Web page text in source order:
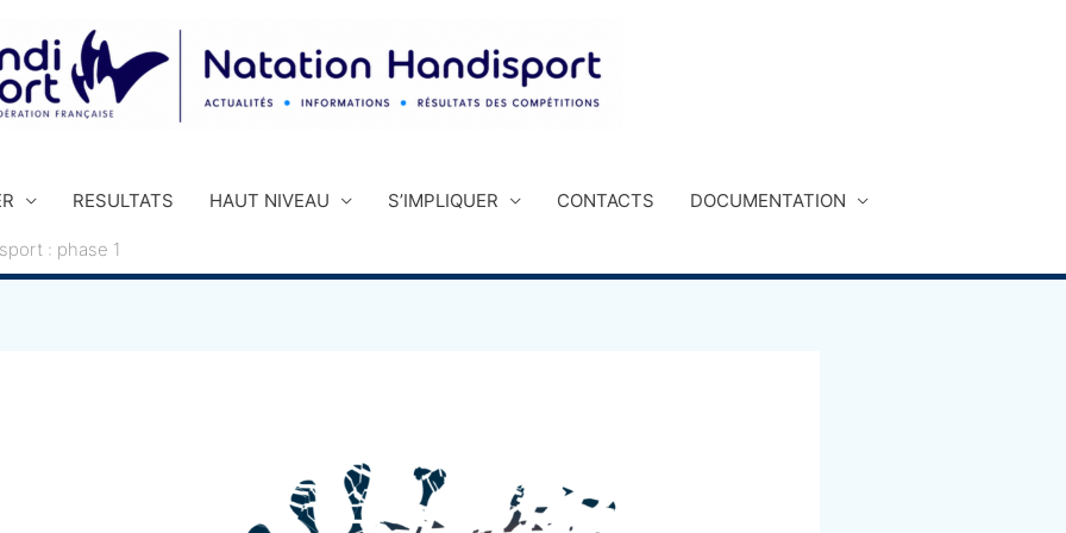
RESULTATS HAUT NIVEAU S’IMPLIQUER CONTACTS DOCUMENTATION
: phase 1